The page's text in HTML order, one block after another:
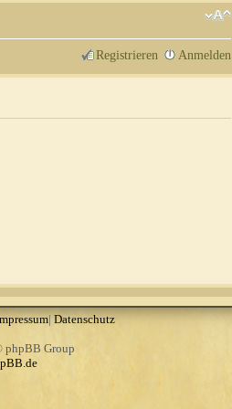
Registrieren Anmelden
| Datenschutz
phpBB Group